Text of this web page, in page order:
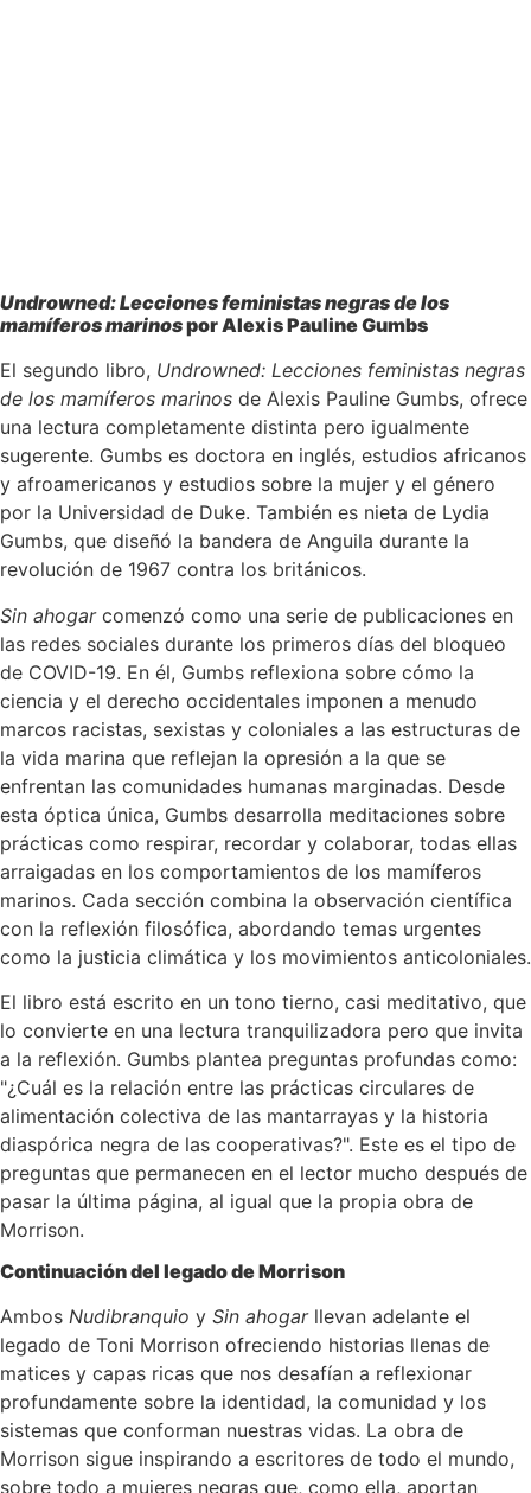
Undrowned: Lecciones feministas negras de los
mamíferos marinospor Alexis Pauline Gumbs
El segundo libro, Undrowned: Lecciones feministas negras
de los mamíferos marinos de Alexis Pauline Gumbs, ofrece
una lectura completamente distinta pero igualmente
sugerente. Gumbs es doctora en inglés, estudios africanos
y afroamericanos y estudios sobre la mujer y el género
por la Universidad de Duke. También es nieta de Lydia
Gumbs, que diseñó la bandera de Anguila durante la
revolución de 1967 contra los británicos.
Sin ahogarcomenzó como una serie de publicaciones en
las redes sociales durante los primeros días del bloqueo
de COVID-19. En él, Gumbs reflexiona sobre cómo la
ciencia y el derecho occidentales imponen a menudo
marcos racistas, sexistas y coloniales a las estructuras de
la vida marina que reflejan la opresión a la que se
enfrentan las comunidades humanas marginadas. Desde
esta óptica única, Gumbs desarrolla meditaciones sobre
prácticas como respirar, recordar y colaborar, todas ellas
arraigadas en los comportamientos de los mamíferos
marinos. Cada sección combina la observación científica
con la reflexión filosófica, abordando temas urgentes
como la justicia climática y los movimientos anticoloniales.
El libro está escrito en un tono tierno, casi meditativo, que
lo convierte en una lectura tranquilizadora pero que invita
a la reflexión. Gumbs plantea preguntas profundas como:
"¿Cuál es la relación entre las prácticas circulares de
alimentación colectiva de las mantarrayas y la historia
diaspórica negra de las cooperativas?". Este es el tipo de
preguntas que permanecen en el lector mucho después de
pasar la última página, al igual que la propia obra de
Morrison.
Continuación del legado de Morrison
Ambos Nudibranquio y Sin ahogarllevan adelante el
legado de Toni Morrison ofreciendo historias llenas de
matices y capas ricas que nos desafían a reflexionar
profundamente sobre la identidad, la comunidad y los
sistemas que conforman nuestras vidas. La obra de
Morrison sigue inspirando a escritores de todo el mundo,
sobre todo a mujeres negras que, como ella, aportan